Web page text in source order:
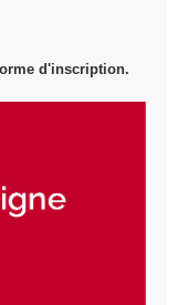
d'inscription.